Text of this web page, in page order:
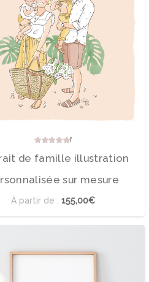
Note
de famille illustration
sur mesure
À partir de : 155,00€